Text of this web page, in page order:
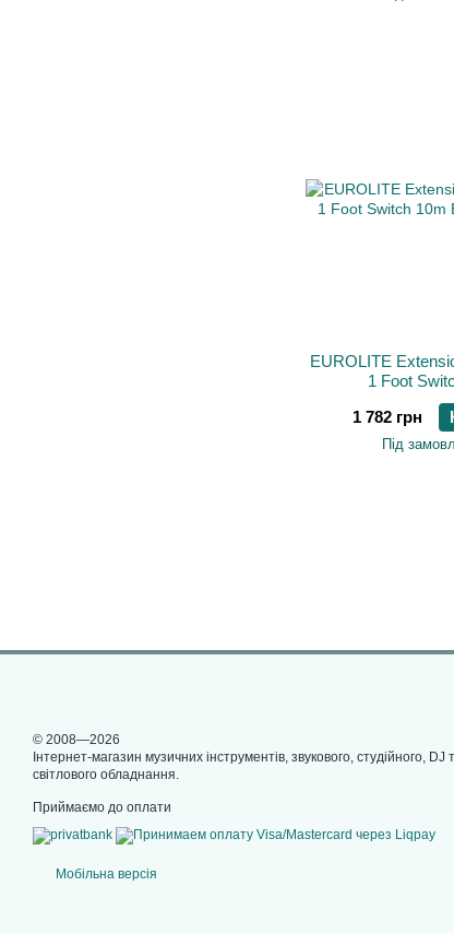
EUROLITE
1 Foot
1 782 грн
Під
© 2008—2026
Інтернет-магазин музичних інструментів, звукового, студійного, DJ
світлового обладнання.
Приймаємо до оплати
Мобільна версія